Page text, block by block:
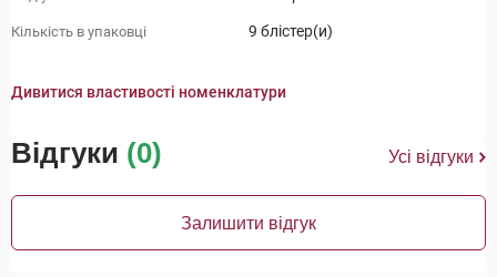
Кількість в упаковці 9 блістер(и)
Дивитися властивості номенклатури
Відгуки (0) Усі відгуки
Залишити відгук